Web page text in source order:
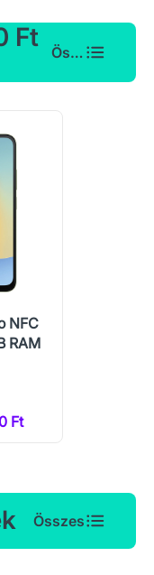
Ft
Összes
NFC
RAM
Ft
Összes